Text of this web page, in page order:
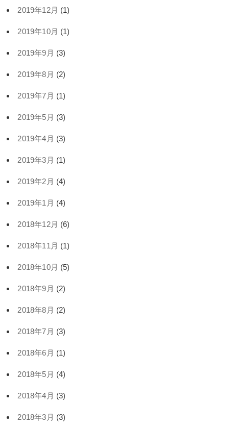
2019年12月 (1)
2019年10月 (1)
2019年9月 (3)
2019年8月 (2)
2019年7月 (1)
2019年5月 (3)
2019年4月 (3)
2019年3月 (1)
2019年2月 (4)
2019年1月 (4)
2018年12月 (6)
2018年11月 (1)
2018年10月 (5)
2018年9月 (2)
2018年8月 (2)
2018年7月 (3)
2018年6月 (1)
2018年5月 (4)
2018年4月 (3)
2018年3月 (3)